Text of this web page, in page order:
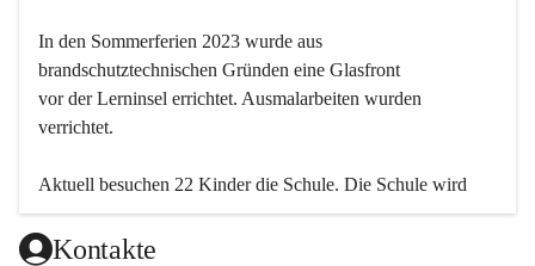
In den Sommerferien 2023 wurde aus
brandschutztechnischen Gründen eine Glasfront
vor der Lerninsel errichtet. Ausmalarbeiten wurden
verrichtet.
Aktuell besuchen 22 Kinder die Schule. Die Schule wird
einklassig geführt.
Kontakte